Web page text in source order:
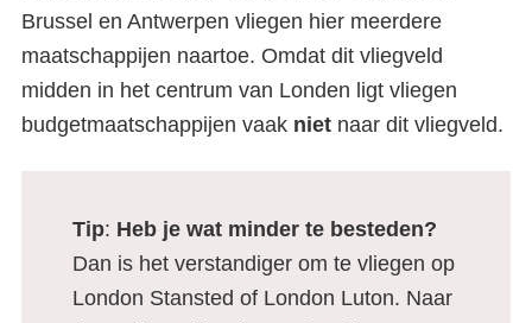
Brussel en Antwerpen vliegen hier meerdere
maatschappijen naartoe. Omdat dit vliegveld
midden in het centrum van Londen ligt vliegen
budgetmaatschappijen vaak niet naar dit vliegveld.
Tip: Heb je wat minder te besteden?
Dan is het verstandiger om te vliegen op
London Stansted of London Luton. Naar